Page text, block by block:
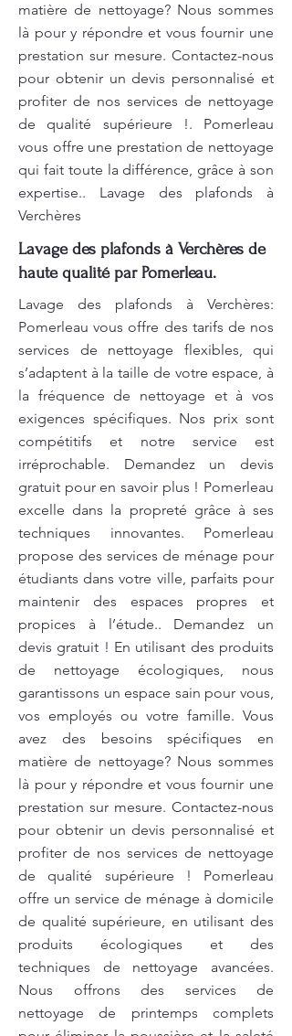
matière de nettoyage? Nous sommes
là pour y répondre et vous fournir une
prestation sur mesure. Contactez-nous
pour obtenir un devis personnalisé et
profiter de nos services de nettoyage
de qualité supérieure !. Pomerleau
vous offre une prestation de nettoyage
qui fait toute la différence, grâce à son
expertise.. Lavage des plafonds à
Verchères
Lavage des plafonds à Verchères de
haute qualité par Pomerleau.
Lavage des plafonds à Verchères:
Pomerleau vous offre des tarifs de nos
services de nettoyage flexibles, qui
s’adaptent à la taille de votre espace, à
la fréquence de nettoyage et à vos
exigences spécifiques. Nos prix sont
compétitifs et notre service est
irréprochable. Demandez un devis
gratuit pour en savoir plus ! Pomerleau
excelle dans la propreté grâce à ses
techniques innovantes. Pomerleau
propose des services de ménage pour
étudiants dans votre ville, parfaits pour
maintenir des espaces propres et
propices à l’étude.. Demandez un
devis gratuit ! En utilisant des produits
de nettoyage écologiques, nous
garantissons un espace sain pour vous,
vos employés ou votre famille. Vous
avez des besoins spécifiques en
matière de nettoyage? Nous sommes
là pour y répondre et vous fournir une
prestation sur mesure. Contactez-nous
pour obtenir un devis personnalisé et
profiter de nos services de nettoyage
de qualité supérieure ! Pomerleau
offre un service de ménage à domicile
de qualité supérieure, en utilisant des
produits écologiques et des
techniques de nettoyage avancées.
Nous offrons des services de
nettoyage de printemps complets